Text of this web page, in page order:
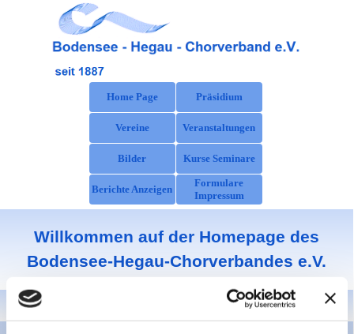
Direkt zum Seiteninhalt
Menü überspringen
Home Page Präsidium
Vereine ▼
Veranstaltungen
Bilder Kurse Seminare
Berichte Anzeigen
Formulare
Impressum
Willkommen auf der Homepage des
Bodensee-Hegau-Chorverbandes e.V.